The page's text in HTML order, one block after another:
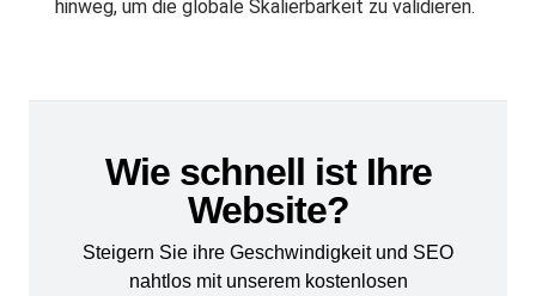
hinweg, um die globale Skalierbarkeit zu validieren.
Wie schnell ist Ihre
Website?
Steigern Sie ihre Geschwindigkeit und SEO
nahtlos mit unserem kostenlosen